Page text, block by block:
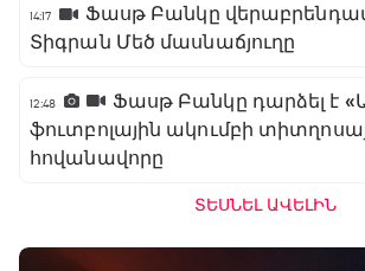
14:17
Ֆասթ Բանկը
Տիգրան Մեծ մասնաճյուղը
12:48
Ֆասթ Բանկը դարձել է
ֆուտբոլային ակումբի
հովանավորը
ՏԵՍՆԵԼ ԱՎԵԼԻՆ